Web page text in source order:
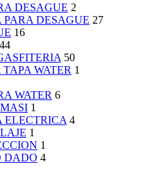
DESAGUE 2
DESAGUE 27
16
44
50
WATER 1
WATER 6
1
ELECTRICA 4
1
1
DADO 4